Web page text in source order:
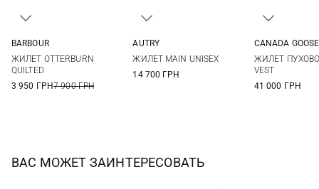
BARBOUR
ЖИЛЕТ OTTERBURN
QUILTED
3 950 ГРН7 900 ГРН
AUTRY
ЖИЛЕТ MAIN UNISEX
14 700 ГРН
XL
CANADA GOOSE
ЖИЛЕТ
VEST
41 000 ГРН
ВАС МОЖЕТ ЗАИНТЕРЕСОВАТЬ